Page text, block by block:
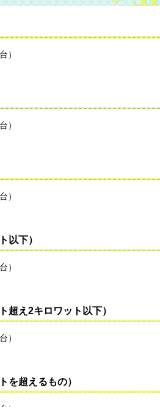
）
）
）
以下）
）
超え2キロワット以下）
）
を超えるもの）